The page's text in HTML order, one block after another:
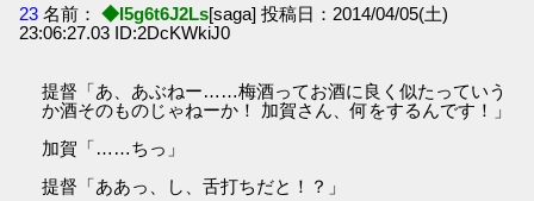
23 名前： ◆I5g6t6J2Ls[saga] 投稿日：2014/04/05(土)
23:06:27.03 ID:2DcKWkiJ0
提督「あ、あぶねー……梅酒ってお酒に良く似たっていう
か酒そのものじゃねーか！ 加賀さん、何をするんです！」
加賀「……ちっ」
提督「ああっ、し、舌打ちだと！？」